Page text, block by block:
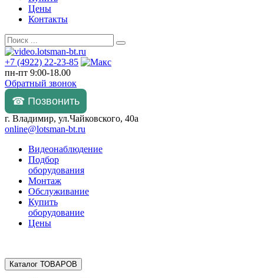
Цены
Контакты
+7 (4922) 22-23-85
пн-пт 9:00-18.00
Обратный звонок
☎ Позвонить
г. Владимир, ул.Чайковского, 40а
online@lotsman-bt.ru
Видеонаблюдение
Подбор
оборудования
Монтаж
Обслуживание
Купить
оборудование
Цены
Каталог ТОВАРОВ